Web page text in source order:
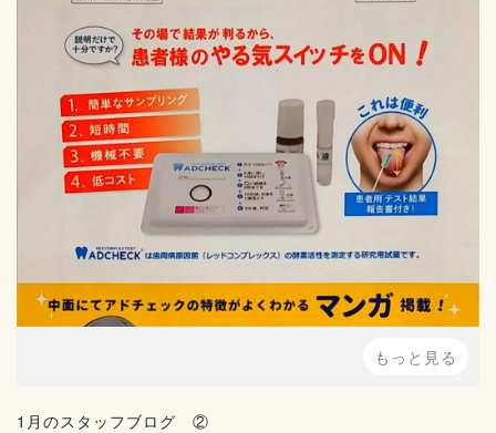
もっと見る
1月のスタッフブログ ②